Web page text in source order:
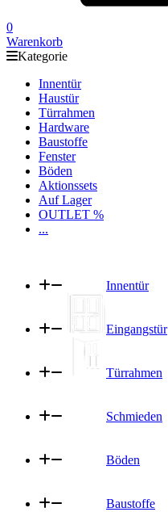
0
Warenkorb
Kategorie
Innentür
Haustür
Türrahmen
Hardware
Baustoffe
Fenster
Böden
Aktionssets
Auf Lager
OUTLET %
...
Innentür
Eingangstür
Türrahmen
Schmieden
Böden
Baustoffe